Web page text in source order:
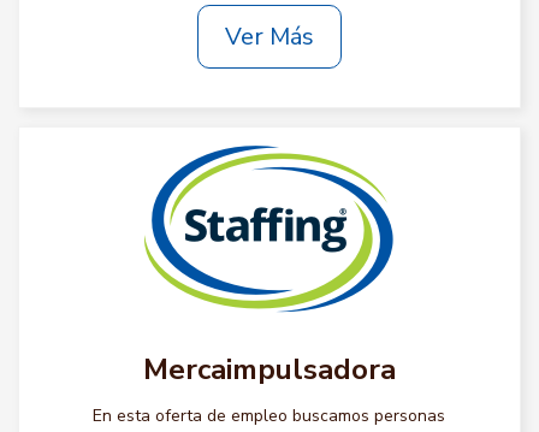
Ver Más
Mercaimpulsadora
En esta oferta de empleo buscamos personas